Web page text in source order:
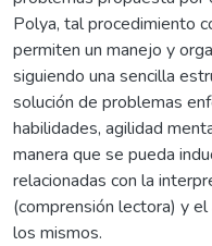
Polya, tal procedimiento
permiten un manejo y
siguiendo una sencilla
solución de problemas
habilidades, agilidad
manera que se pueda
relacionadas con la
(comprensión lectora) y
los mismos.